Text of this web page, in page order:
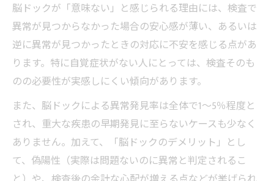
脳ドックが「意味ない」と感じられる理由には、検査で
異常が見つからなかった場合の安心感が薄い、あるいは
逆に異常が見つかったときの対応に不安を感じる点があ
ります。特に自覚症状がない人にとっては、検査そのも
のの必要性が実感しにくい傾向があります。
また、脳ドックによる異常発見率は全体で1～5％程度と
され、重大な疾患の早期発見に至らないケースも少なく
ありません。加えて、「脳ドックのデメリット」とし
て、偽陽性（実際は問題ないのに異常と判定されるこ